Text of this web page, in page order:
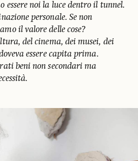
essere noi la luce dentro il tunnel.
personale. Se non
il valore delle cose?
del cinema, dei musei, dei
essere capita prima.
beni non secondari ma